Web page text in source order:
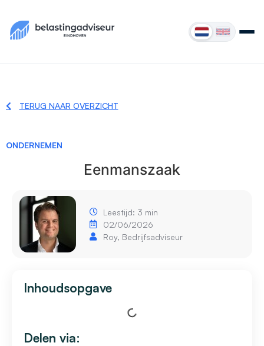
TERUG NAAR OVERZICHT
ONDERNEMEN
Eenmanszaak
Leestijd: 3 min
02/06/2026
Roy, Bedrijfsadviseur
Inhoudsopgave
Delen via: